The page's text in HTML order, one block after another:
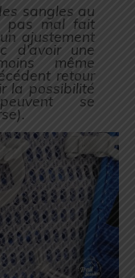
sangles au
pas mal fait
ajustement
d’avoir une
même
retour
la possibilité
se
).